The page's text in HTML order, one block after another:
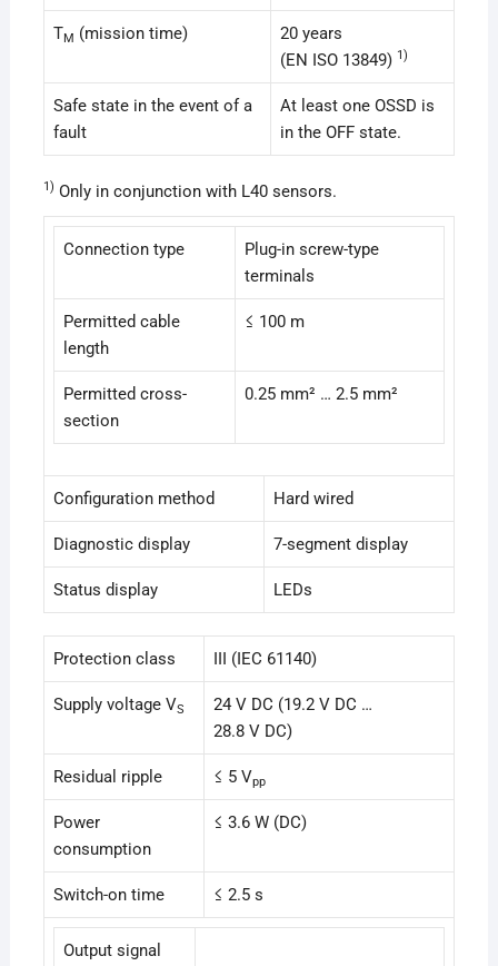
TM (mission time)
20 years
(EN ISO 13849) 1)
Safe state in the event of a
fault
At least one OSSD is
in the OFF state.
1) Only in conjunction with L40 sensors.
Connection type
Plug-in screw-type
terminals
Permitted cable
length
≤ 100 m
Permitted cross-
section
0.25 mm² … 2.5 mm²
Configuration method Hard wired
Diagnostic display 7-segment display
Status display LEDs
Protection class III (IEC 61140)
Supply voltage VS
24 V DC (19.2 V DC …
28.8 V DC)
Residual ripple ≤ 5 Vpp
Power
consumption
≤ 3.6 W (DC)
Switch-on time ≤ 2.5 s
Output signal